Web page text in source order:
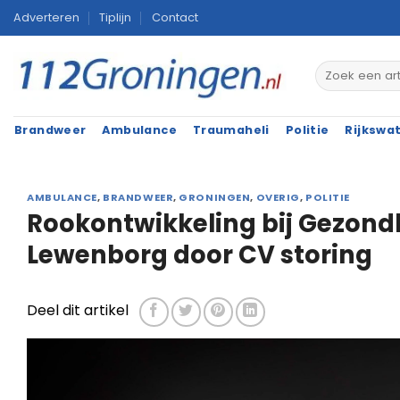
Ga
naar
inhoud
Adverteren Tiplijn Contact
Brandweer Ambulance Traumaheli Politie
AMBULANCE, BRANDWEER, GRONINGEN, OVERIG, POLITIE
Rookontwikkeling bij
Lewenborg door CV storing
Deel dit artikel